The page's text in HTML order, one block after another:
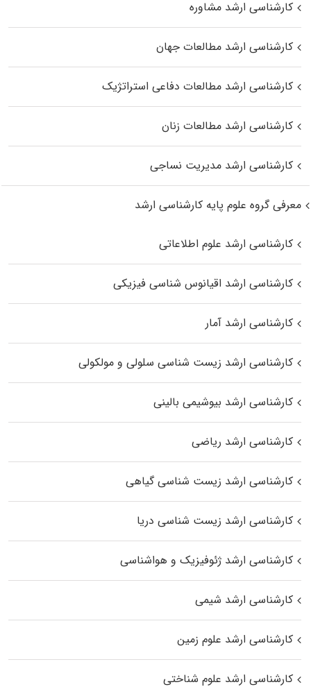
کارشناسی ارشد مشاوره
کارشناسی ارشد مطالعات جهان
کارشناسی ارشد مطالعات دفاعی استراتژیک
کارشناسی ارشد مطالعات زنان
کارشناسی ارشد مدیریت نساجی
معرفی گروه علوم پایه کارشناسی ارشد
کارشناسی ارشد علوم اطلاعاتی
کارشناسی ارشد اقیانوس‌ شناسی فیزیکی
کارشناسی ارشد آمار
کارشناسی ارشد زیست شناسی سلولی و مولکولی
کارشناسی ارشد بیوشیمی بالینی
کارشناسی ارشد ریاضی
کارشناسی ارشد زیست‌ شناسی گیاهی
کارشناسی ارشد زیست‌ شناسی دریا
کارشناسی ارشد ژئوفیزیک و هواشناسی
کارشناسی ارشد شیمی
کارشناسی ارشد علوم زمین
کارشناسی ارشد علوم شناختی